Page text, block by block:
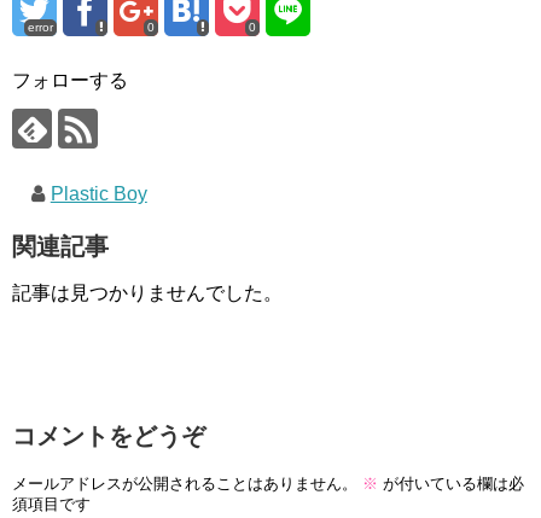
error 0 0
フォローする
Plastic Boy
関連記事
記事は見つかりませんでした。
コメントをどうぞ
メールアドレスが公開されることはありません。 ※ が付いている欄は必
須項目です